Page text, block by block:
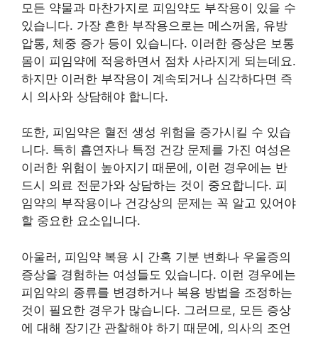
모든 약물과 마찬가지로 피임약도 부작용이 있을 수
있습니다. 가장 흔한 부작용으로는 메스꺼움, 유방
압통, 체중 증가 등이 있습니다. 이러한 증상은 보통
몸이 피임약에 적응하면서 점차 사라지게 되는데요.
하지만 이러한 부작용이 계속되거나 심각하다면 즉
시 의사와 상담해야 합니다.
또한, 피임약은 혈전 생성 위험을 증가시킬 수 있습
니다. 특히 흡연자나 특정 건강 문제를 가진 여성은
이러한 위험이 높아지기 때문에, 이런 경우에는 반
드시 의료 전문가와 상담하는 것이 중요합니다. 피
임약의 부작용이나 건강상의 문제는 꼭 알고 있어야
할 중요한 요소입니다.
아울러, 피임약 복용 시 간혹 기분 변화나 우울증의
증상을 경험하는 여성들도 있습니다. 이런 경우에는
피임약의 종류를 변경하거나 복용 방법을 조정하는
것이 필요한 경우가 많습니다. 그러므로, 모든 증상
에 대해 장기간 관찰해야 하기 때문에, 의사의 조언